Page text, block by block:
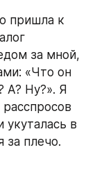
пришла к
за мной,
«Что он
А? Ну?». Я
укуталась в
за плечо.